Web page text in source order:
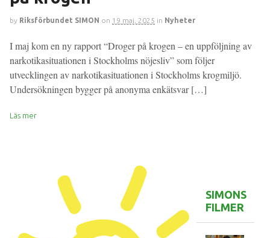
by Riksförbundet SIMON on 19 maj, 2025 in Nyheter
I maj kom en ny rapport “Droger på krogen – en uppföljning av
narkotikasituationen i Stockholms nöjesliv” som följer
utvecklingen av narkotikasituationen i Stockholms krogmiljö.
Undersökningen bygger på anonyma enkätsvar […]
Läs mer
SIMONS
FILMER